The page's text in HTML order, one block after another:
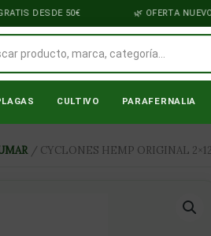
DESDE 50€ OFERTA
CULTIVO PARAFERNALIA
/ CYCLONES HEMP ORIGINAL 2×12